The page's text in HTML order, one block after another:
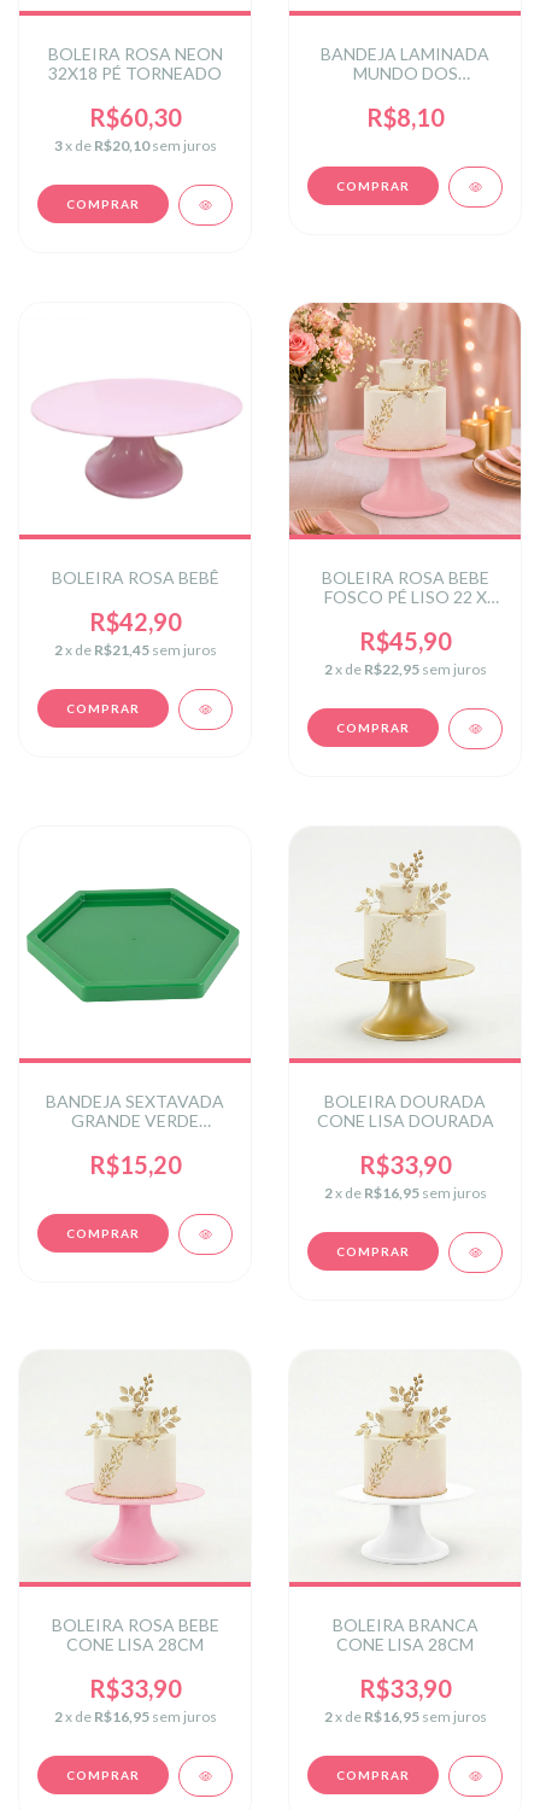
BOLEIRA ROSA NEON
32X18 PÉ TORNEADO
R$60,30
3x de R$20,10 sem juros
BANDEJA LAMINADA
MUNDO DOS
R$8,10
BOLEIRA ROSA BEBÊ
R$42,90
2x de R$21,45 sem juros
BOLEIRA ROSA BEBE
FOSCO PÉ LISO 22 X
R$45,90
2x de R$22,95 sem juros
BANDEJA SEXTAVADA
GRANDE VERDE
R$15,20
BOLEIRA DOURADA
CONE LISA DOURADA
R$33,90
2x de R$16,95 sem juros
BOLEIRA ROSA BEBE
CONE LISA 28CM
R$33,90
2x de R$16,95 sem juros
BOLEIRA BRANCA
CONE LISA 28CM
R$33,90
2x de R$16,95 sem juros